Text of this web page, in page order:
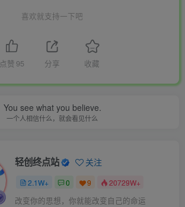
喜欢就支持一下吧
点赞 95 分享 收藏
You see what you believe.
一个人相信什么，就会看见什么
轻创终点站 关注
2.1W+ 0 9 20729W+
改变你的思想，你就能改变自己的命运